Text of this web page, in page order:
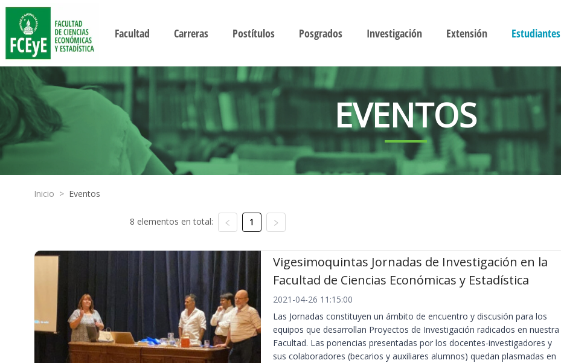
Facultad Carreras Postítulos Posgrados Investigación Extensión Estudiantes
EVENTOS
Inicio > Eventos
8 elementos en total: 1
Vigesimoquintas Jornadas de Investigación en la
Facultad de Ciencias Económicas y Estadística
2021-04-26 11:15:00
Las Jornadas constituyen un ámbito de encuentro y discusión para los
equipos que desarrollan Proyectos de Investigación radicados en nuestra
Facultad. Las ponencias presentadas por los docentes-investigadores y
sus colaboradores (becarios y auxiliares alumnos) quedan plasmadas en